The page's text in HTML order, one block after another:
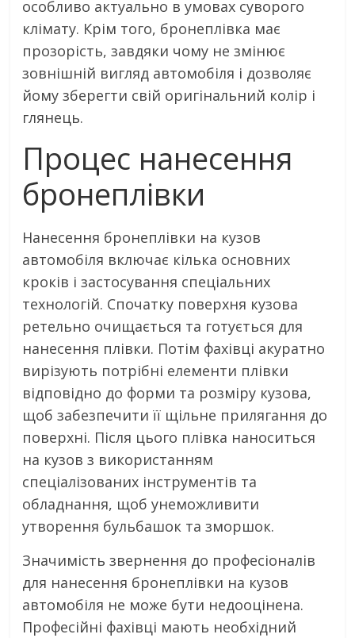
особливо актуально в умовах суворого
клімату. Крім того, бронеплівка має
прозорість, завдяки чому не змінює
зовнішній вигляд автомобіля і дозволяє
йому зберегти свій оригінальний колір і
глянець.
Процес нанесення
бронеплівки
Нанесення бронеплівки на кузов
автомобіля включає кілька основних
кроків і застосування спеціальних
технологій. Спочатку поверхня кузова
ретельно очищається та готується для
нанесення плівки. Потім фахівці акуратно
вирізують потрібні елементи плівки
відповідно до форми та розміру кузова,
щоб забезпечити її щільне прилягання до
поверхні. Після цього плівка наноситься
на кузов з використанням
спеціалізованих інструментів та
обладнання, щоб унеможливити
утворення бульбашок та зморшок.
Значимість звернення до професіоналів
для нанесення бронеплівки на кузов
автомобіля не може бути недооцінена.
Професійні фахівці мають необхідний